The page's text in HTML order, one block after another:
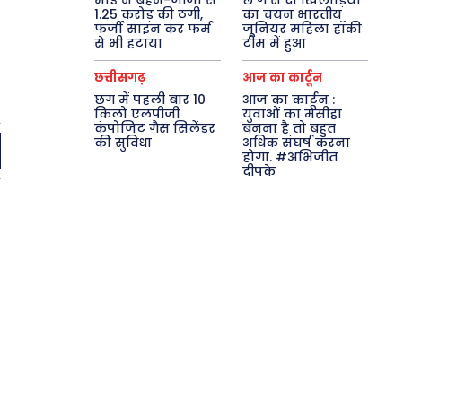
1.25 करोड़ की ठगी,
फर्जी साइन कर फर्म
से भी हटाया
का चयन भारतीय
जूनियर महिला हॉकी
टीम में हुआ
छत्तीसगढ़
छग में पहली बार 10
किलो एलपीजी
कंपोजिट गैस सिलेंडर
की सुविधा
आज का कार्टून
आज का कार्टून :
युवाओं का मसीहा
बनना है तो बहुत
अधिक संघर्ष करना
होगा. #अभिजीत
दीपके